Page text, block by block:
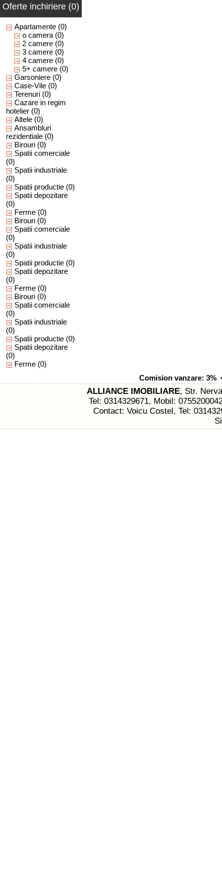
Oferte inchiriere (0)
Apartamente (0)
o camera (0)
2 camere (0)
3 camere (0)
4 camere (0)
5+ camere (0)
Garsoniere (0)
Case-Vile (0)
Terenuri (0)
Cazare in regim
hotelier (0)
Altele (0)
Ansambluri
rezidentiale (0)
Birouri (0)
Spatii comerciale
(0)
Spatii industriale
(0)
Spatii productie (0)
Spatii depozitare
(0)
Ferme (0)
Birouri (0)
Spatii comerciale
(0)
Spatii industriale
(0)
Spatii productie (0)
Spatii depozitare
(0)
Ferme (0)
Birouri (0)
Spatii comerciale
(0)
Spatii industriale
(0)
Spatii productie (0)
Spatii depozitare
(0)
Ferme (0)
Comision vanzare: 3%
ALLIANCE IMOBILIARE, Str.
Tel: 0314329671, Mobil:
Contact: Voicu Costel, Tel: